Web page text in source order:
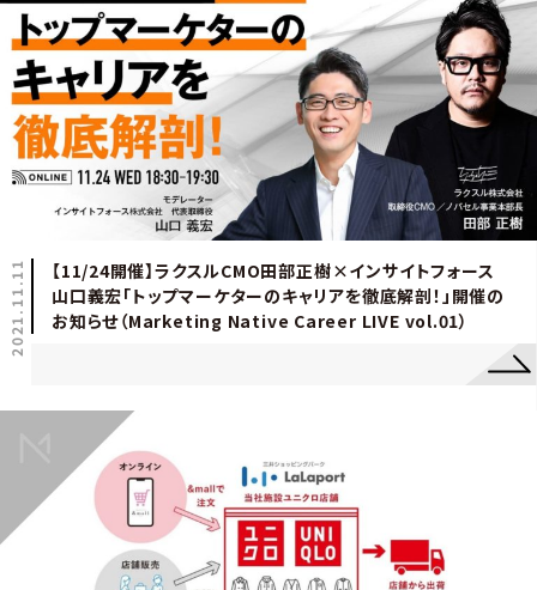
2021.11.11
【11/24開催】ラクスルCMO田部正樹×インサイトフォース
山口義宏「トップマーケターのキャリアを徹底解剖！」開催の
お知らせ（Marketing Native Career LIVE vol.01）